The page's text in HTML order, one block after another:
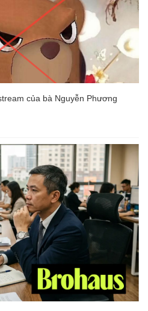
của bà Nguyễn Phương